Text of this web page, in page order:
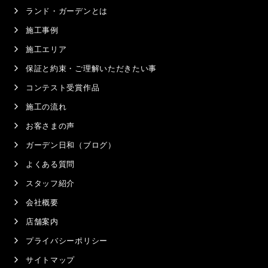
ランド・ガーデンとは
施工事例
施工エリア
保証と約束・ご理解いただきたい事
コンテスト受賞作品
施工の流れ
お客さまの声
ガーデン日和（ブログ）
よくある質問
スタッフ紹介
会社概要
店舗案内
プライバシーポリシー
サイトマップ